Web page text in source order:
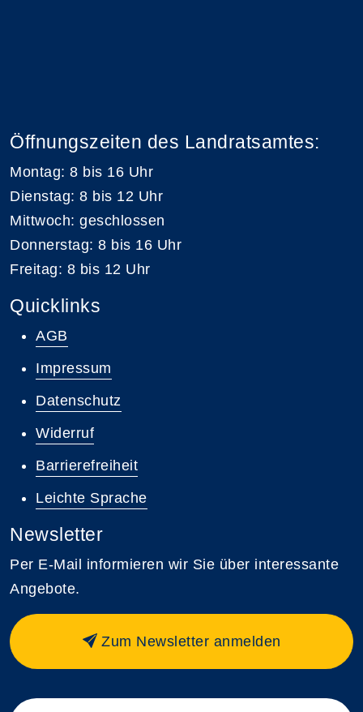
Öffnungszeiten des Landratsamtes:
Montag: 8 bis 16 Uhr
Dienstag: 8 bis 12 Uhr
Mittwoch: geschlossen
Donnerstag: 8 bis 16 Uhr
Freitag: 8 bis 12 Uhr
Quicklinks
AGB
Impressum
Datenschutz
Widerruf
Barrierefreiheit
Leichte Sprache
Newsletter
Per E-Mail informieren wir Sie über interessante
Angebote.
Zum Newsletter anmelden